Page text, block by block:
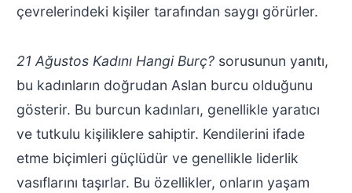
çevrelerindeki kişiler tarafından saygı görürler.
21 Ağustos Kadını Hangi Burç?sorusunun yanıtı,
bu kadınların doğrudan Aslan burcu olduğunu
gösterir. Bu burcun kadınları, genellikle yaratıcı
ve tutkulu kişiliklere sahiptir. Kendilerini ifade
etme biçimleri güçlüdür ve genellikle liderlik
vasıflarını taşırlar. Bu özellikler, onların yaşam